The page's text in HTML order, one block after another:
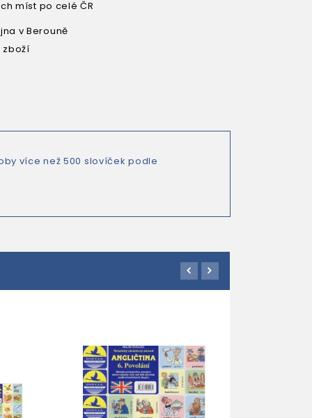
míst po celé ČR
v Berouně
zboží
více než 500 slovíček podle